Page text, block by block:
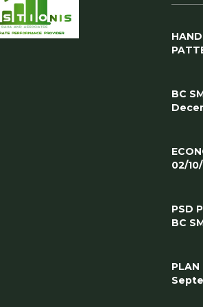
BC
02/
PSD
BC
PLAN